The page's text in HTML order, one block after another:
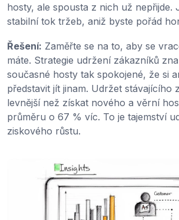
hosty, ale spousta z nich už nepřijde.
stabilní tok tržeb, aniž byste pořád
Řešení: Zaměřte se na to, aby se
máte. Strategie udržení zákazníků
současné hosty tak spokojené, že si
představit jít jinam. Udržet stávajícího
levnější než získat nového a věrní
průměru o 67 % víc. To je tajemství
ziskového růstu.